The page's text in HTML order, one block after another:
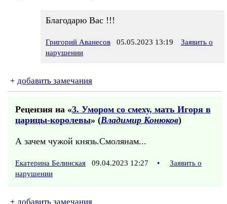
Благодарю Вас !!!
Григорий Аванесов 05.05.2023 13:19
Заявить о
нарушении
+ добавить замечания
Рецензия на «3. Умором со смеху, мать Игоря в
царицы-королевы» (Владимир Конюков)
А зачем чужой князь.Смолянам...
Екатерина Белинская 09.04.2023 12:27 •
Заявить о
нарушении
+ добавить замечания